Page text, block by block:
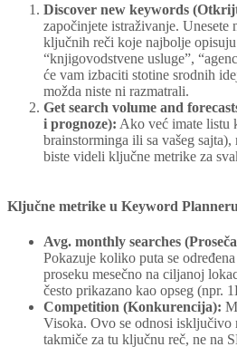
Discover new keywords
započinjete istraživanje. Unesete
ključnih reči koje najbolje
“knjigovodstvene usluge”,
će vam izbaciti stotine srodnih
možda niste ni razmatrali.
Get search volume and
i prognoze): Ako već imate listu
brainstorminga ili sa vašeg sajta),
biste videli ključne metrike za
Ključne metrike u Keyword
Avg. monthly searches
Pokazuje koliko puta se
proseku mesečno na ciljanoj
često prikazano kao opseg (npr.
Competition (Konkurencija):
Visoka. Ovo se odnosi isključivo
takmiče za tu ključnu reč, ne na